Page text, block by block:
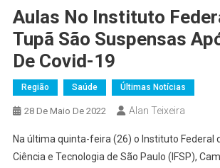
Aulas No Instituto
Tupã São Suspensas
De Covid-19
Região Saúde Últimas Notícias
28 De Maio De 2022 Alan Teixeira
Na última quinta-feira (26) o Instituto Federal
Ciência e Tecnologia de São Paulo (IFSP),